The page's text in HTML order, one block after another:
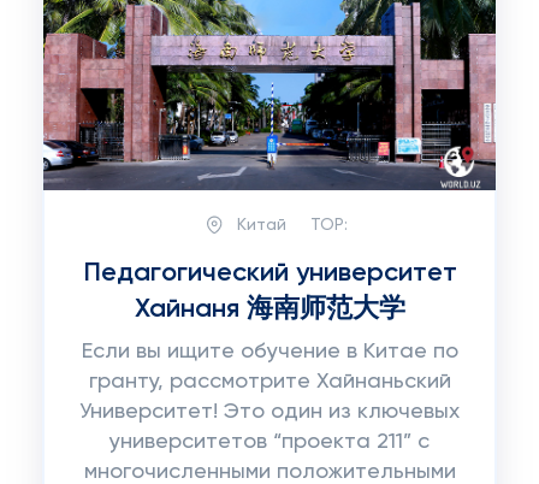
Китай TOP:
Педагогический университет
Хайнаня 海南师范大学
Если вы ищите обучение в Китае по
гранту, рассмотрите Хайнаньский
Университет! Это один из ключевых
университетов “проекта 211” с
многочисленными положительными